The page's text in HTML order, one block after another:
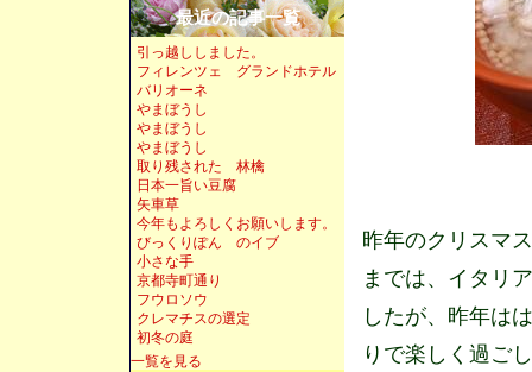
昨年のクリスマ
までは、イタリ
したが、昨年は
りで楽しく過ご
最近の記事一覧
引っ越ししました。
フィレンツェ グランドホテル
バリオーネ
やまぼうし
やまぼうし
やまぼうし
取り残された 林檎
日本一旨い豆腐
矢車草
今年もよろしくお願いします。
びっくりぽん のイブ
小さな手
京都寺町通り
フウロソウ
クレマチスの選定
初冬の庭
一覧を見る